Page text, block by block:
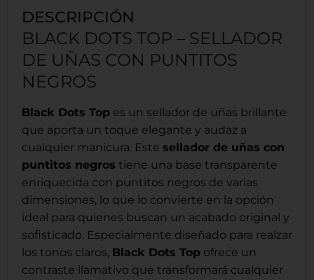
DESCRIPCIÓN
BLACK DOTS TOP – SELLADOR
DE UÑAS CON PUNTITOS
NEGROS
Black Dots Top es un sellador de uñas brillante
que aporta un toque elegante y audaz a
cualquier manicura. Este sellador de uñas con
puntitos negros tiene una base transparente
enriquecida con puntitos negros de varias
dimensiones, lo que lo convierte en la opción
ideal para quienes buscan un acabado original y
sofisticado. Especialmente diseñado para realzar
los tonos claros, Black Dots Top ofrece un
contraste llamativo que transformará cualquier